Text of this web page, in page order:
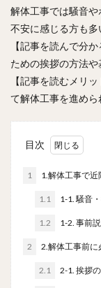
解体工事では騒音や
不安に感じる方も多
【記事を読んで分
ための挨拶の方法や
【記事を読むメリ
て解体工事を進めら
目次
1 1.解体工事で
1.1 1-1. 騒音
1.2 1-2. 事前
2 2.解体工事前
2.1 2-1. 挨拶